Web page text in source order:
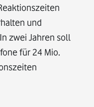
und
zwei Jahren soll
für 24 Mio.